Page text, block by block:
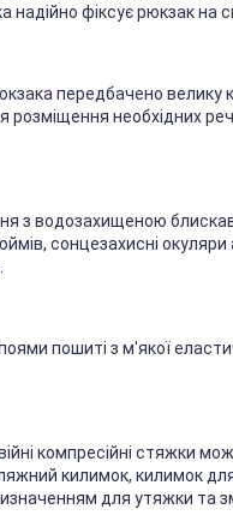
фіксує рюкзак на
передбачено велику
розміщення необхідних
з водозахищеною
сонцезахисні окуляри
пошиті з м'якої
компресійні стяжки
килимок, килимок
для утяжки та